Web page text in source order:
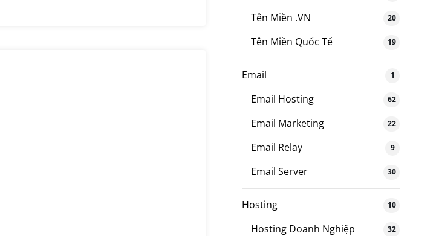
Tên Miền .VN 20
Tên Miền Quốc Tế 19
Email 1
Email Hosting 62
Email Marketing 22
Email Relay 9
Email Server 30
Hosting 10
Hosting Doanh Nghiệp 32